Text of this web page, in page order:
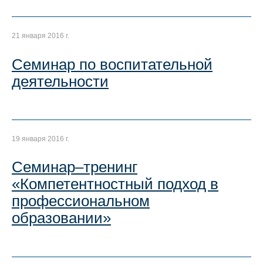
21 января 2016 г.
Семинар по воспитательной
деятельности
19 января 2016 г.
Семинар–тренинг
«Компетентностный подход в
профессиональном
образовании»